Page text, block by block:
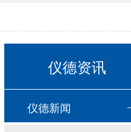
仪德资讯
仪德新闻